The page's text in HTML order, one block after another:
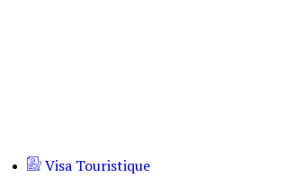
Visa Touristique